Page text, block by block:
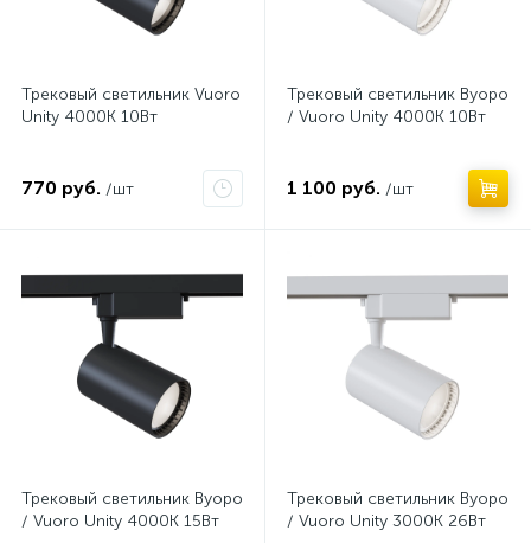
Трековый светильник Vuoro
Unity 4000K 10Вт
770 руб. /шт
Трековый светильник Вуоро
/ Vuoro Unity 4000K 10Вт
1 100 руб. /шт
Трековый светильник Вуоро
/ Vuoro Unity 4000K 15Вт
Трековый светильник Вуоро
/ Vuoro Unity 3000K 26Вт